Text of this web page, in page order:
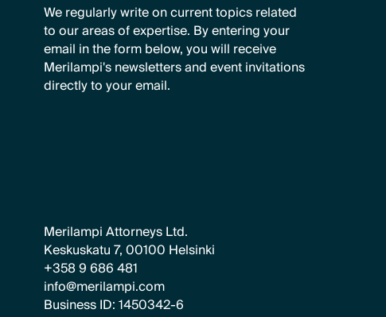
We regularly write on current topics related
to our areas of expertise. By entering your
email in the form below, you will receive
Merilampi's newsletters and event invitations
directly to your email.
Merilampi Attorneys Ltd.
Keskuskatu 7, 00100 Helsinki
+358 9 686 481
info@merilampi.com
Business ID: 1450342-6